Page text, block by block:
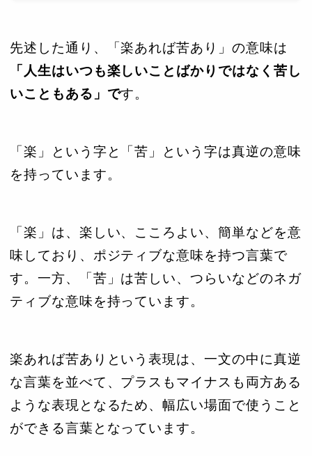
先述した通り、「楽あれば苦あり」の意味は
「人生はいつも楽しいことばかりではなく苦し
いこともある」です。
「楽」という字と「苦」という字は真逆の意味
を持っています。
「楽」は、楽しい、こころよい、簡単などを意
味しており、ポジティブな意味を持つ言葉で
す。一方、「苦」は苦しい、つらいなどのネガ
ティブな意味を持っています。
楽あれば苦ありという表現は、一文の中に真逆
な言葉を並べて、プラスもマイナスも両方ある
ような表現となるため、幅広い場面で使うこと
ができる言葉となっています。